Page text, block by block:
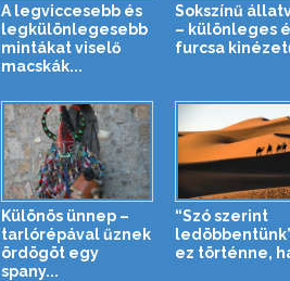
A legviccesebb és
legkülönlegesebb
mintákat viselő
macskák...
Sokszínű
– különleges
furcsa
Különös ünnep –
tarlórépával űznek
ördögöt egy
spany...
“Szó szerint
ez történne,